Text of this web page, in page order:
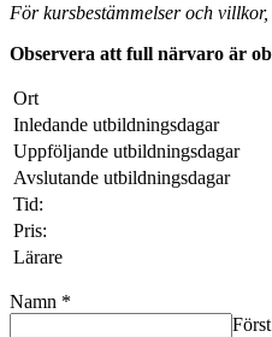
För kursbestämmelser och
Observera att full närvaro är
Ort
Inledande utbildningsdagar
Uppföljande utbildningsdagar
Avslutande utbildningsdagar
Tid:
Pris:
Lärare
Namn *
Först